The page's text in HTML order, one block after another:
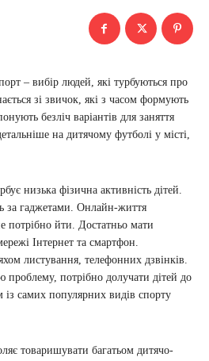
– вибір людей, які турбуються про
зі звичок, які з часом формують
безліч варіантів для заняття
на дитячому футболі у місті,
низька фізична активність дітей.
за гаджетами. Онлайн-життя
потрібно йти. Достатньо мати
Інтернет та смартфон.
листування, телефонних дзвінків.
потрібно долучати дітей до
із самих популярних видів спорту
товаришувати багатьом дитячо-